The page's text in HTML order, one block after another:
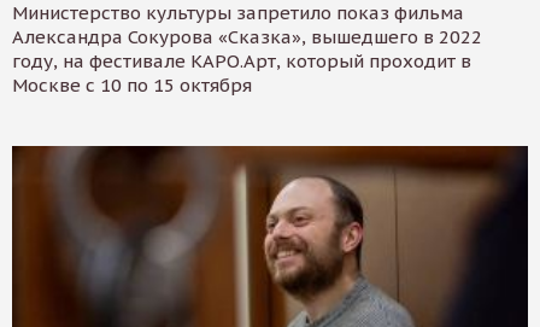
Министерство культуры запретило показ фильма
Александра Сокурова «Сказка», вышедшего в 2022
году, на фестивале КАРО.Арт, который проходит в
Москве с 10 по 15 октября